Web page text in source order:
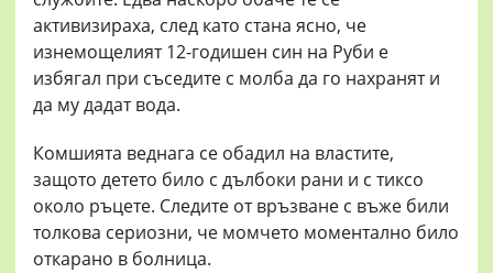
активизираха, след като стана ясно, че
изнемощелият 12-годишен син на Руби е
избягал при съседите с молба да го нахранят и
да му дадат вода.
Комшията веднага се обадил на властите,
защото детето било с дълбоки рани и с тиксо
около ръцете. Следите от връзване с въже били
толкова сериозни, че момчето моментално било
откарано в болница.